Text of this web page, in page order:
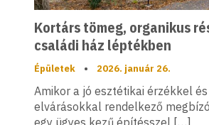
Kortárs tömeg, organikus
családi ház léptékben
Épületek • 2026. január 26.
Amikor a jó esztétikai érzékkel
elvárásokkal rendelkező
egy ügyes kezű építésszel […]